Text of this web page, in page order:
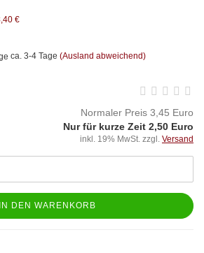
€
ca. 3-4 Tage (Ausland abweichend)
Normaler Preis 3,45 Euro
Nur für kurze Zeit 2,50 Euro
inkl. 19% MwSt. zzgl. Versand
IN DEN WARENKORB